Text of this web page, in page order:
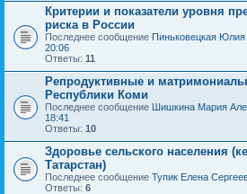
Критерии и показатели уровня
риска в России
Последнее сообщение Пиньковецкая
20:06
Ответы: 11
Репродуктивные и
Республики Коми
Последнее сообщение Шишкина Мария
18:41
Ответы: 10
Здоровье сельского населения
Татарстан)
Последнее сообщение Тупик Елена
Ответы: 6